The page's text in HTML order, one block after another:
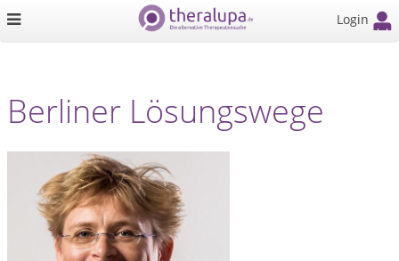
Login
Berliner Lösungswege